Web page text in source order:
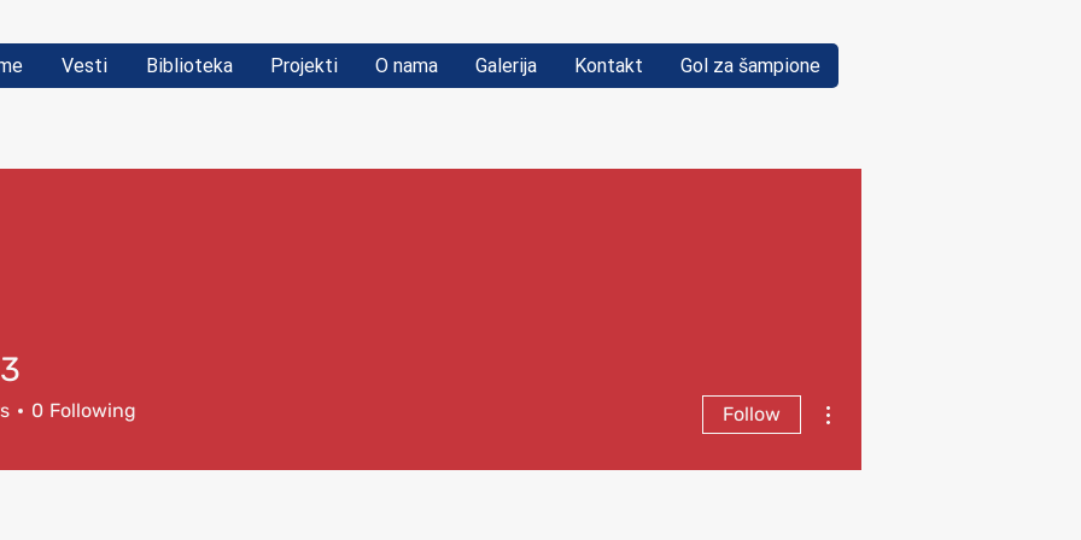
Vesti Biblioteka Projekti O nama Galerija Kontakt Gol za šampione
0 Following Follow